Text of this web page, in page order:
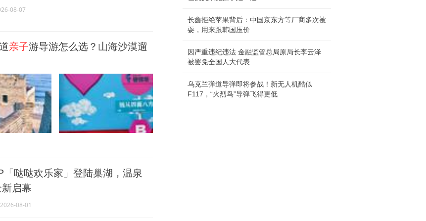
08-07
亲子游导游怎么选？山海沙漠遛
「哒哒欢乐家」登陆巢湖，温泉
启幕
2026-08-01
长鑫拒绝苹果背后：中国京东方等厂商多次被
耍，用来跟韩国压价
因严重违纪违法 金融监管总局原局长李云泽
被罢免全国人大代表
乌克兰弹道导弹即将参战！新无人机酷似
F117，“火烈鸟”导弹飞得更低